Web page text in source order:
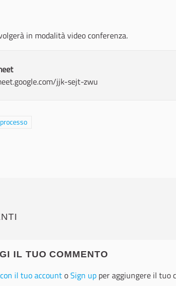
in modalità video conferenza.
jjk-sejt-zwu
categoria: Svolgimento del processo
IL TUO COMMENTO
il tuo accountoSign up per aggiungere il tuo